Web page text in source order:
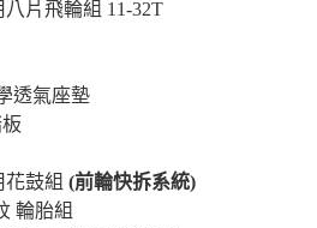
片飛輪組 11-32T
透氣座墊
鼓組 (前輪快拆系統)
輪胎組